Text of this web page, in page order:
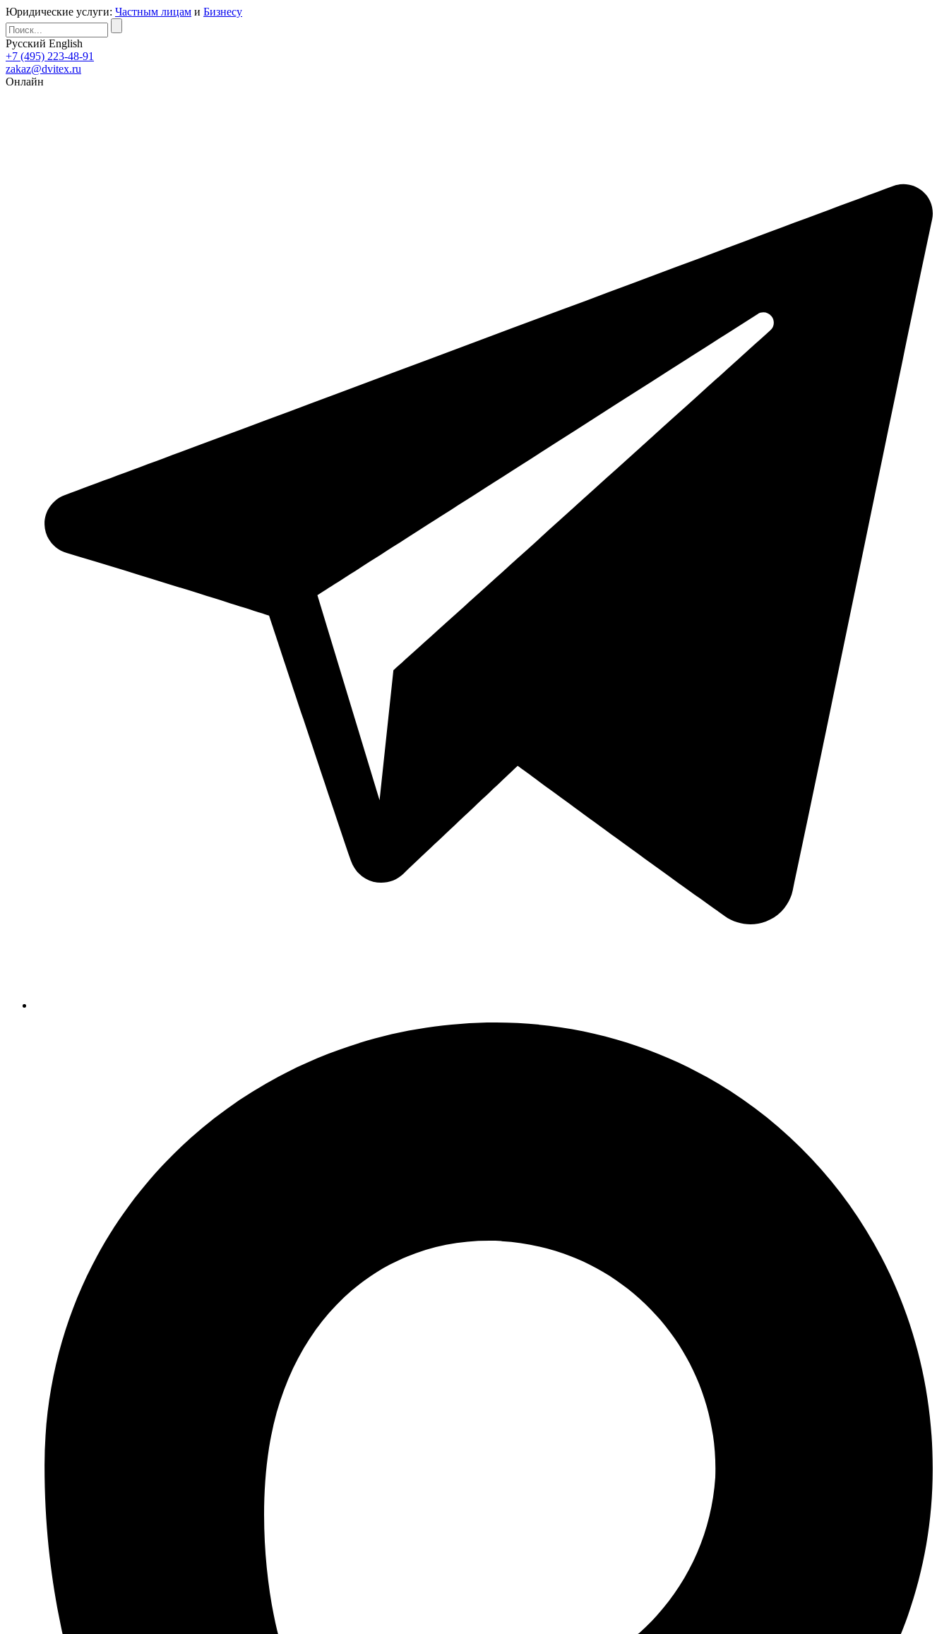
Юридические услуги: Частным лицам и Бизнесу
Русский English
+7 (495) 223-48-91
zakaz@dvitex.ru
Онлайн